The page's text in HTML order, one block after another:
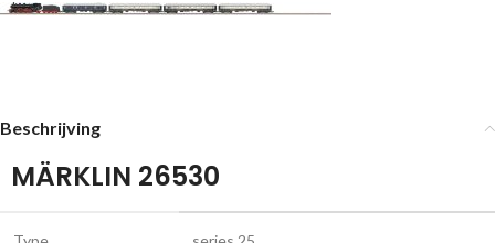
Beschrijving
MÄRKLIN 26530